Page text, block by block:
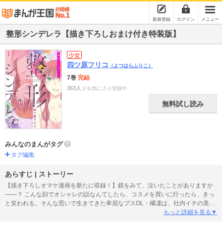
新規登録 ログイン メニュー
整形シンデレラ【描き下ろしおまけ付き特装版】
少女
四ツ原フリコ （よつはらふりこ）
7巻 完結
353人 がお気に入り登録中
無料試し読み
みんなのまんがタグ
タグ編集
あらすじ | ストーリー
【描き下ろしオマケ漫画を新たに収録！】鏡をみて、泣いたことがありますか
――？ こんな顔でオシャレの話なんてしたら、コスメを買いに行ったら、きっ
と笑われる。そんな思いで生きてきた卑屈なブスOL・橘凜は、社内イチの美
人・貝塚凜と同じ名前という理由でイジられみじめに過ごしていた。だけど仕
もっと詳細を見る▼